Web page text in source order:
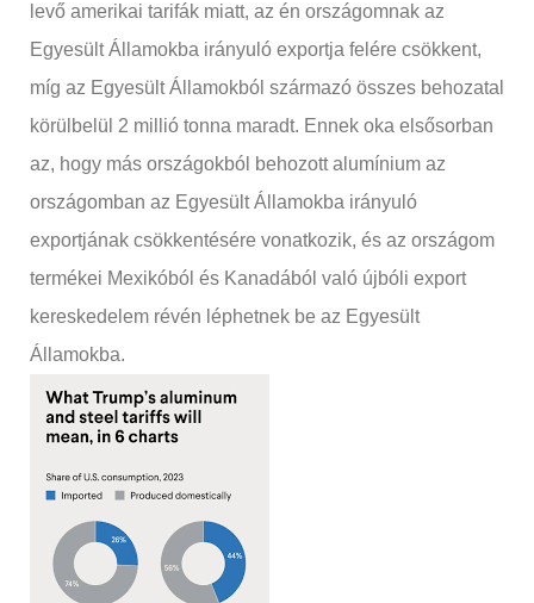
levő amerikai tarifák miatt, az én országomnak az
Egyesült Államokba irányuló exportja felére csökkent,
míg az Egyesült Államokból származó összes behozatal
körülbelül 2 millió tonna maradt. Ennek oka elsősorban
az, hogy más országokból behozott alumínium az
országomban az Egyesült Államokba irányuló
exportjának csökkentésére vonatkozik, és az országom
termékei Mexikóból és Kanadából való újbóli export
kereskedelem révén léphetnek be az Egyesült
Államokba.